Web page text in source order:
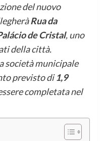
del nuovo
Rua da
de Cristal, uno
della città.
società municipale
previsto di1,9
completata nel